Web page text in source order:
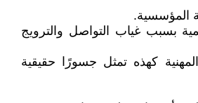
المؤسسية.
بسبب غياب التواصل والترويج
كهذه تمثل جسورًا حقيقية